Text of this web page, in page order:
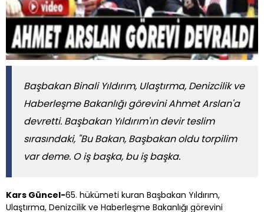
Başbakan Binali Yıldırım, Ulaştırma, Denizcilik ve
Haberleşme Bakanlığı görevini Ahmet Arslan'a
devretti. Başbakan Yıldırım'ın devir teslim
sırasındaki, "Bu Bakan, Başbakan oldu torpilim
var deme. O iş başka, bu iş başka.
Kars Güncel-65. hükümeti kuran Başbakan Yıldırım,
Ulaştırma, Denizcilik ve Haberleşme Bakanlığı görevini